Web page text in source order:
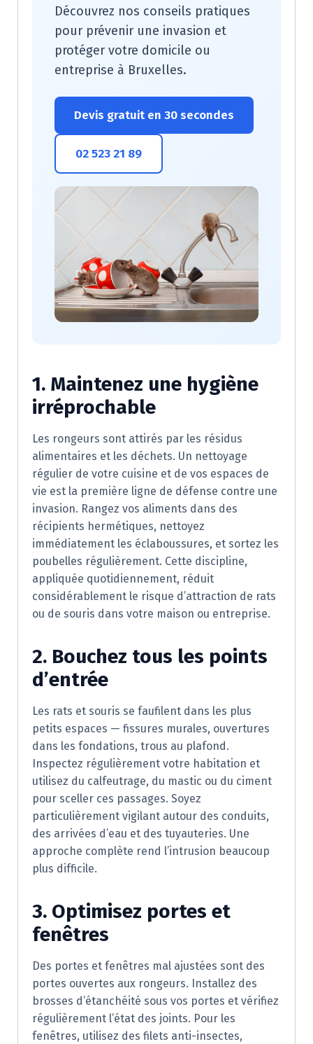
Découvrez nos conseils pratiques
pour prévenir une invasion et
protéger votre domicile ou
entreprise à Bruxelles.
Devis gratuit en 30 secondes
02 523 21 89
1. Maintenez une hygiène
irréprochable
Les rongeurs sont attirés par les résidus
alimentaires et les déchets. Un nettoyage
régulier de votre cuisine et de vos espaces de
vie est la première ligne de défense contre une
invasion. Rangez vos aliments dans des
récipients hermétiques, nettoyez
immédiatement les éclaboussures, et sortez les
poubelles régulièrement. Cette discipline,
appliquée quotidiennement, réduit
considérablement le risque d’attraction de rats
ou de souris dans votre maison ou entreprise.
2. Bouchez tous les points
d’entrée
Les rats et souris se faufilent dans les plus
petits espaces — fissures murales, ouvertures
dans les fondations, trous au plafond.
Inspectez régulièrement votre habitation et
utilisez du calfeutrage, du mastic ou du ciment
pour sceller ces passages. Soyez
particulièrement vigilant autour des conduits,
des arrivées d’eau et des tuyauteries. Une
approche complète rend l’intrusion beaucoup
plus difficile.
3. Optimisez portes et
fenêtres
Des portes et fenêtres mal ajustées sont des
portes ouvertes aux rongeurs. Installez des
brosses d’étanchéité sous vos portes et vérifiez
régulièrement l’état des joints. Pour les
fenêtres, utilisez des filets anti-insectes,